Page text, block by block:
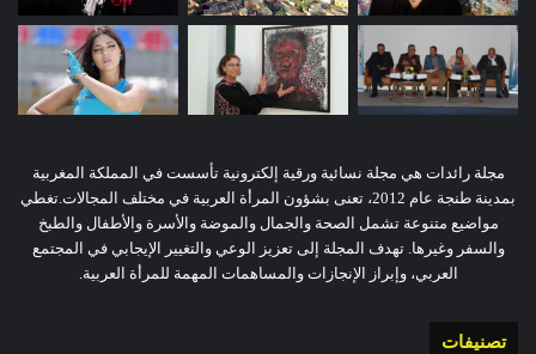
مجلة رائدات هي مجلة نسائية ورقية إلكترونية تأسست في المملكة المغربية
بمدينة طنجة عام 2012، تعنى بشؤون المرأة العربية في مختلف المجالات.تغطي
مواضيع متنوعة تشمل الصحة والجمال والموضة والأسرة والأطفال والطبخ
والسفر وغيرها. تهدف المجلة إلى تعزيز الوعي والتغيير الإيجابي في المجتمع
العربي، وإبراز الإنجازات والمساهمات المهمة للمرأة العربية.
تصنيفات